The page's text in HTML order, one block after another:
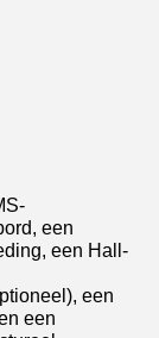
een
een Hall-
een
een